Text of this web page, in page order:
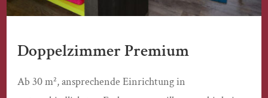
Doppelzimmer Premium
Ab 30 m², ansprechende Einrichtung in